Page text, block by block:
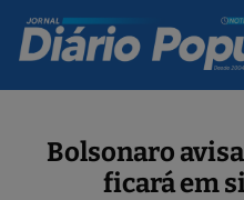
Bolsonaro
ficará em